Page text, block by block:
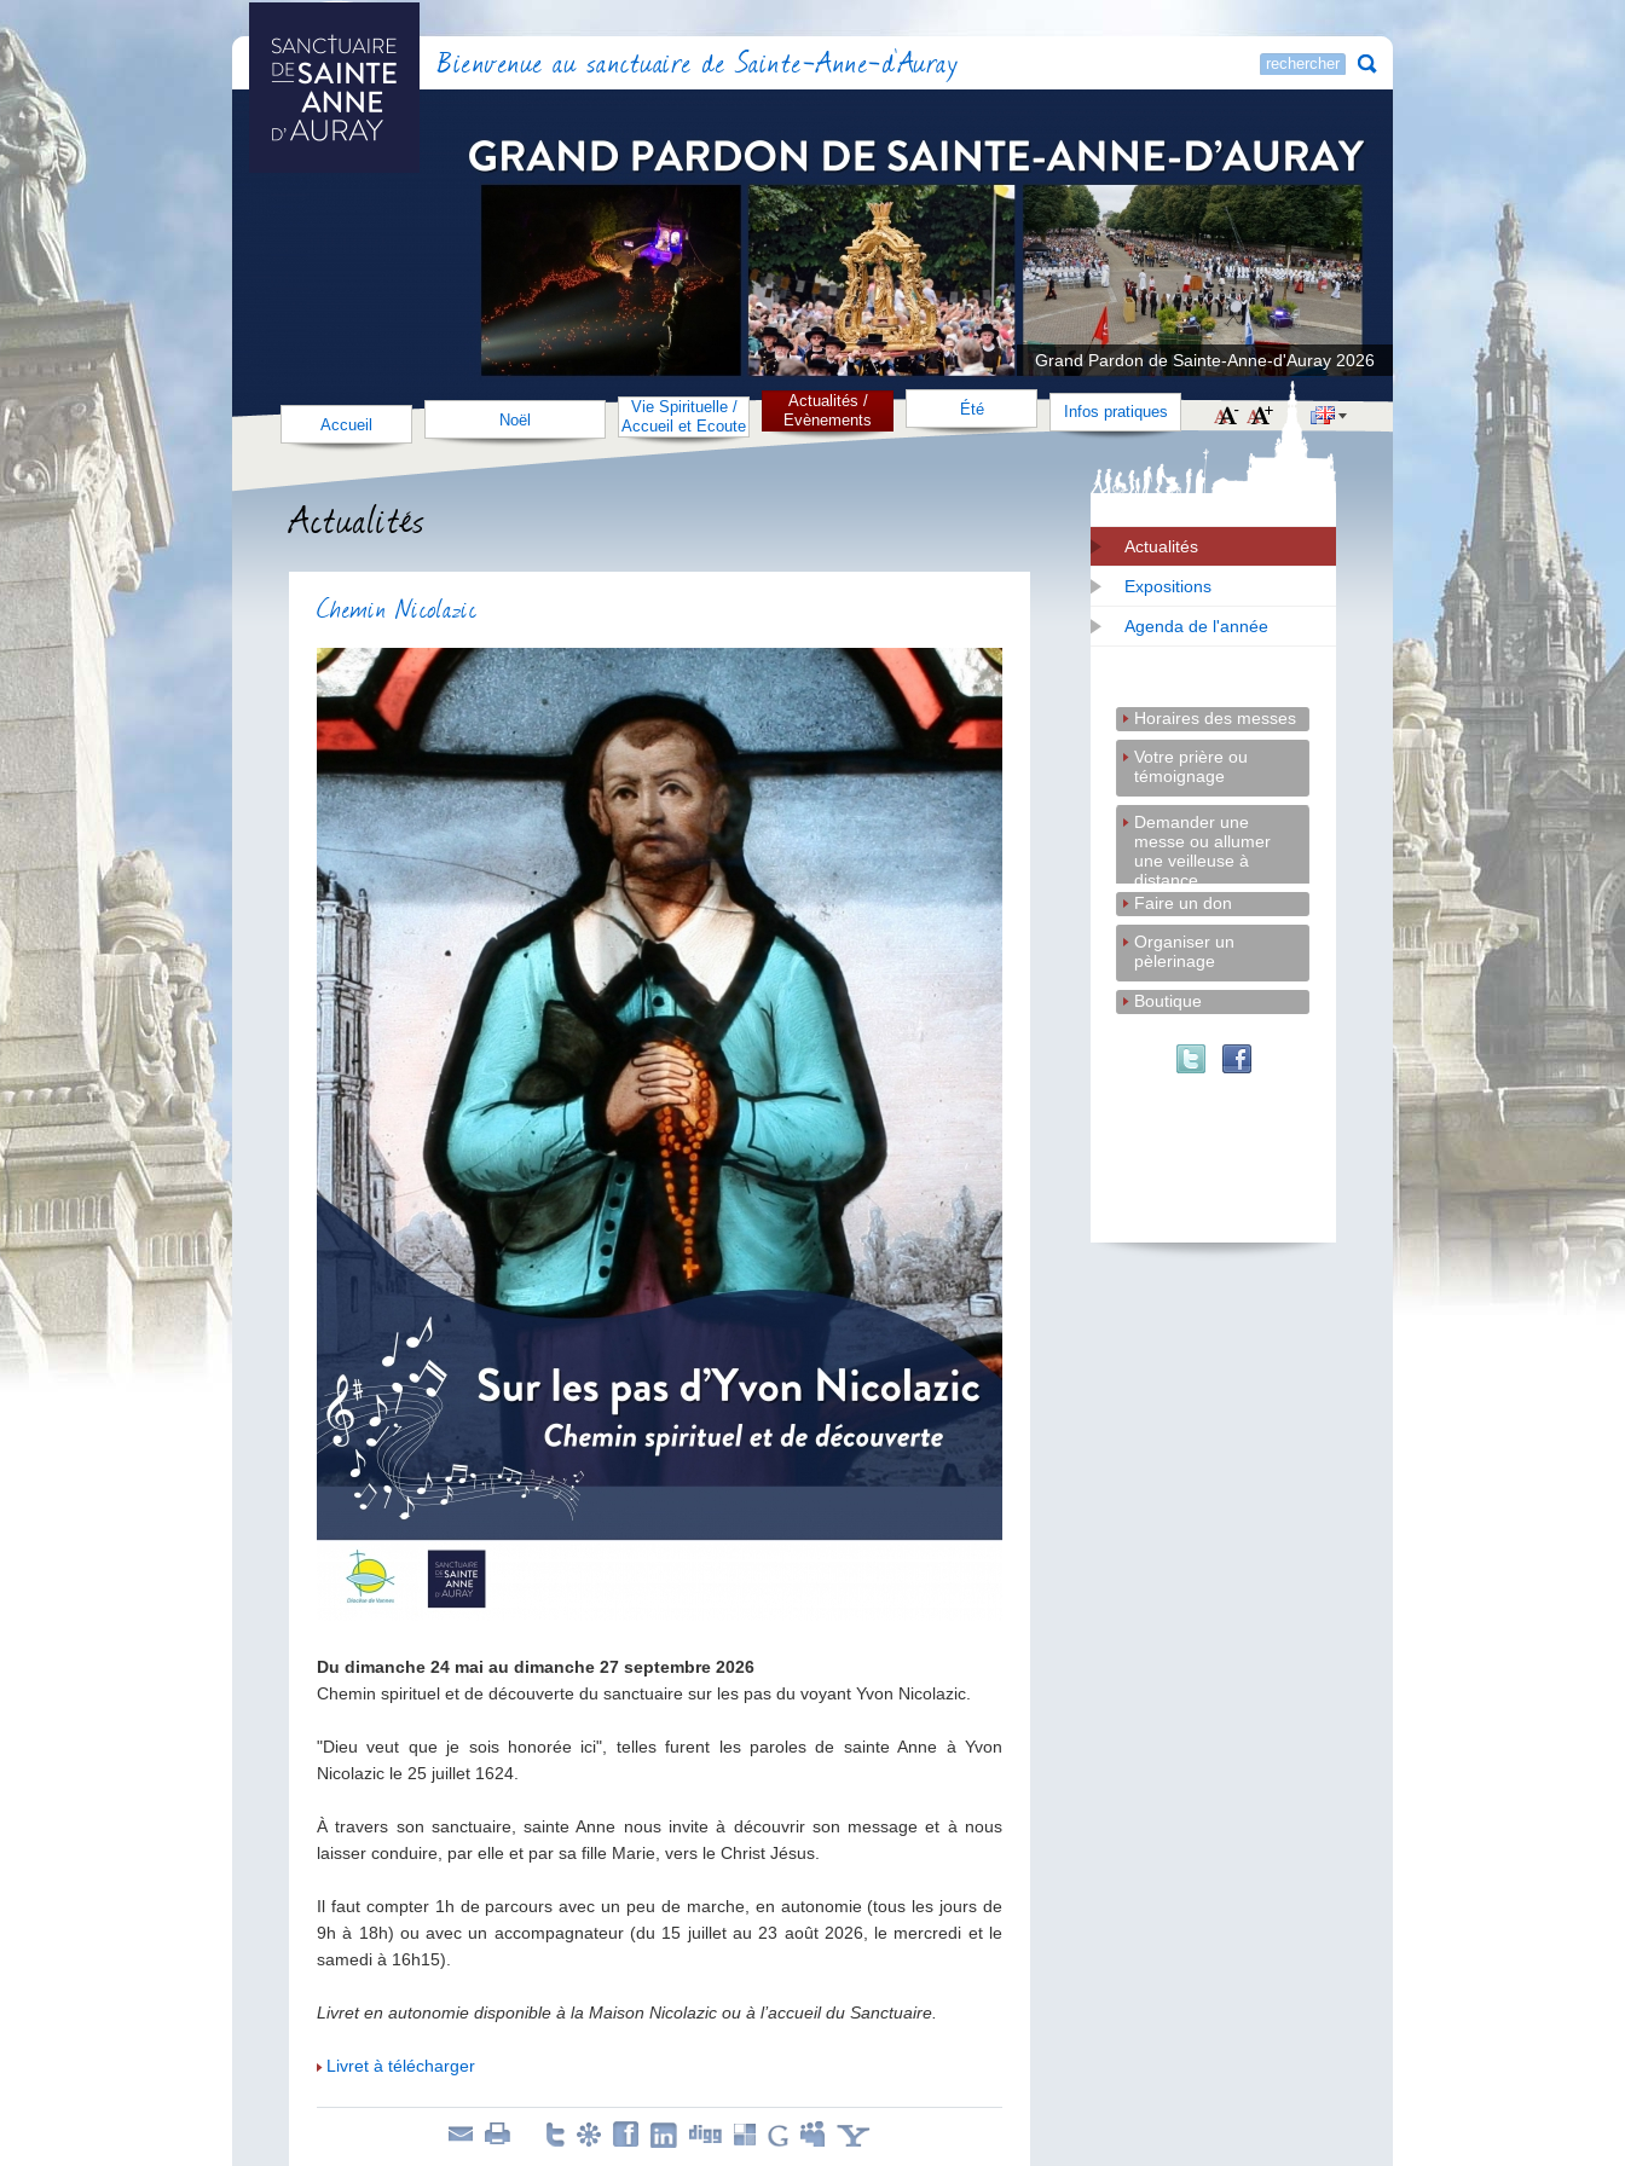
Bienvenue au sanctuaire de Sainte-Anne-d'Auray
Grand Pardon de Sainte-Anne-d'Auray 2026
Accueil Noël
Vie Spirituelle /
Accueil et Ecoute
Actualités /
Evènements
Été Infos pratiques
Actualités
Expositions
Agenda de l'année
Horaires des messes
Votre prière ou
témoignage
Demander une
messe ou allumer
une veilleuse à
distance
Faire un don
Organiser un
pèlerinage
Boutique
Actualités
Chemin Nicolazic
Du dimanche 24 mai au dimanche 27 septembre 2026
Chemin spirituel et de découverte du sanctuaire sur les pas du voyant Yvon Nicolazic.
"Dieu veut que je sois honorée ici", telles furent les paroles de sainte Anne à Yvon
Nicolazic le 25 juillet 1624.
À travers son sanctuaire, sainte Anne nous invite à découvrir son message et à nous
laisser conduire, par elle et par sa fille Marie, vers le Christ Jésus.
Il faut compter 1h de parcours avec un peu de marche, en autonomie (tous les jours de
9h à 18h) ou avec un accompagnateur (du 15 juillet au 23 août 2026, le mercredi et le
samedi à 16h15).
Livret en autonomie disponible à la Maison Nicolazic ou à l’accueil du Sanctuaire.
Livret à télécharger